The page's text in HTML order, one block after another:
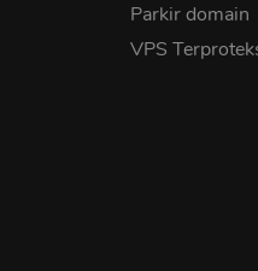
Parkir domain
VPS